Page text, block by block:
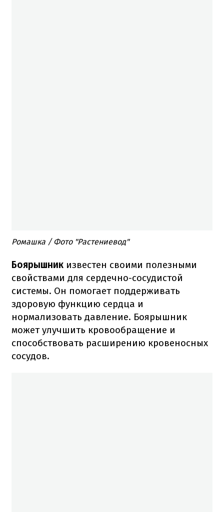
Ромашка / Фото "Растениевод"
Боярышник известен своими полезными
свойствами для сердечно-сосудистой
системы. Он помогает поддерживать
здоровую функцию сердца и
нормализовать давление. Боярышник
может улучшить кровообращение и
способствовать расширению кровеносных
сосудов.